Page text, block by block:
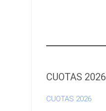
CUOTAS 2026
CUOTAS 2026